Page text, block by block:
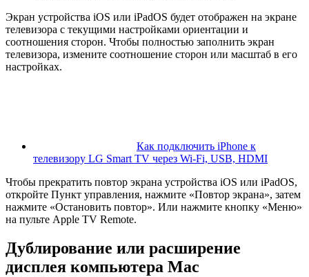
Экран устройства iOS или iPadOS будет отображен на экране
телевизора с текущими настройками ориентации и
соотношения сторон. Чтобы полностью заполнить экран
телевизора, измените соотношение сторон или масштаб в его
настройках.
Как подключить iPhone к
телевизору LG Smart TV через Wi-Fi, USB, HDMI
Чтобы прекратить повтор экрана устройства iOS или iPadOS,
откройте Пункт управления, нажмите «Повтор экрана», затем
нажмите «Остановить повтор». Или нажмите кнопку «Меню»
на пульте Apple TV Remote.
Дублирование или расширение
дисплея компьютера Mac